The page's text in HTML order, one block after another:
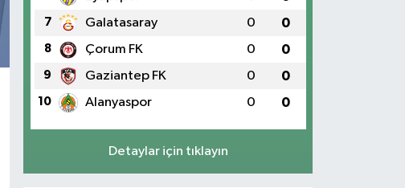
7 Galatasaray 0 0
8 Çorum FK 0 0
9 Gaziantep FK 0 0
10 Alanyaspor 0 0
Detaylar için tıklayın